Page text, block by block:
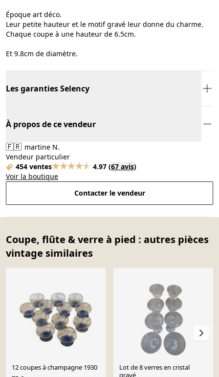
Époque art déco.
Leur petite hauteur et le motif gravé leur donne du charme.
Chaque coupe à une hauteur de 6.5cm.
Et 9.8cm de diamètre.
Les garanties Selency
À propos de ce vendeur
🇫🇷 martine N.
Vendeur particulier
454 ventes
4.97 (67 avis)
Voir la boutique
Contacter le vendeur
Coupe, flûte & verre à pied : autres pièces
vintage similaires
12 coupes à champagne 1930
Lot de 8 verres en cristal
gravé